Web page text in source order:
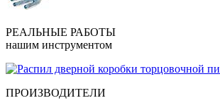
РЕАЛЬНЫЕ РАБОТЫ
нашим инструментом
ПРОИЗВОДИТЕЛИ